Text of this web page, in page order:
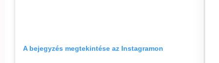
A bejegyzés megtekintése az Instagramon